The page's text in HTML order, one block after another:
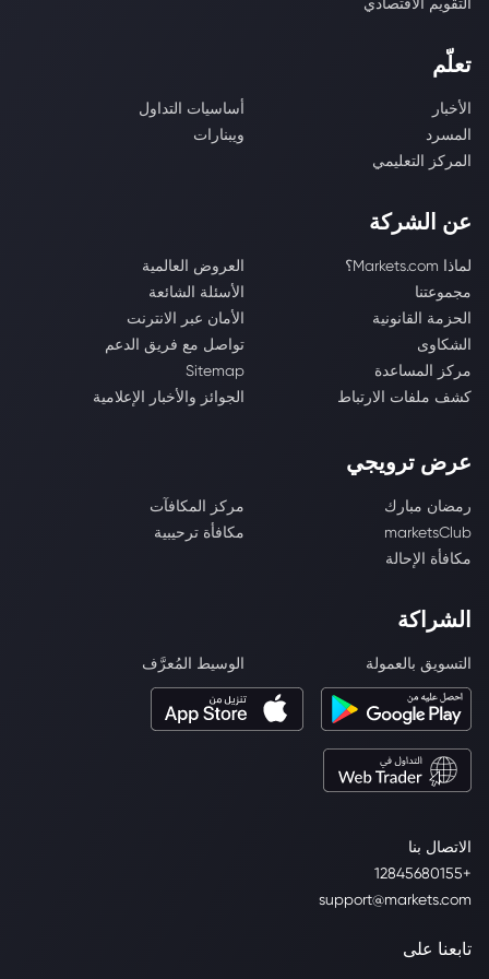
الاتصال بنا
+12845680155
support@markets.com
تعلّم
الأخبار
أساسيات التداول
المسرد
ويبنارات
المركز التعليمي
عن الشركة
لماذا Markets.com؟
العروض العالمية
مجموعتنا
الأسئلة الشائعة
الحزمة القانونية
الأمان عبر الانترنت
الشكاوى
تواصل مع فريق الدعم
مركز المساعدة
Sitemap
كشف ملفات الارتباط
الجوائز والأخبار الإعلامية
عرض ترويجي
رمضان مبارك
مركز المكافآت
marketsClub
مكافأة ترحيبية
مكافأة الإحالة
الشراكة
التسويق بالعمولة الوسيط المُعرَّف
تابعنا على